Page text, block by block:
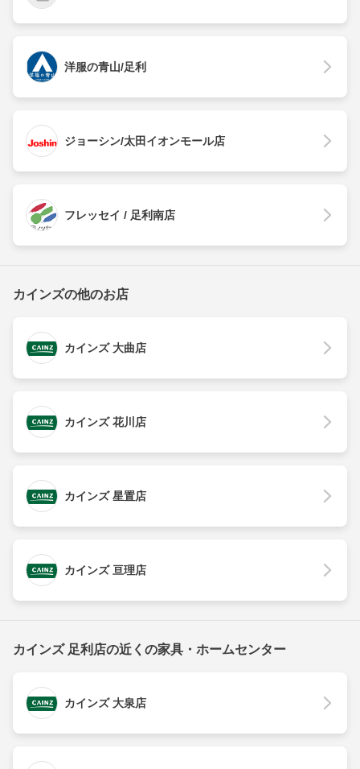
洋服の青山/足利
ジョーシン/太田イオンモール店
フレッセイ / 足利南店
カインズの他のお店
カインズ 大曲店
カインズ 花川店
カインズ 星置店
カインズ 亘理店
カインズ 足利店の近くの家具・ホームセンター
カインズ 大泉店